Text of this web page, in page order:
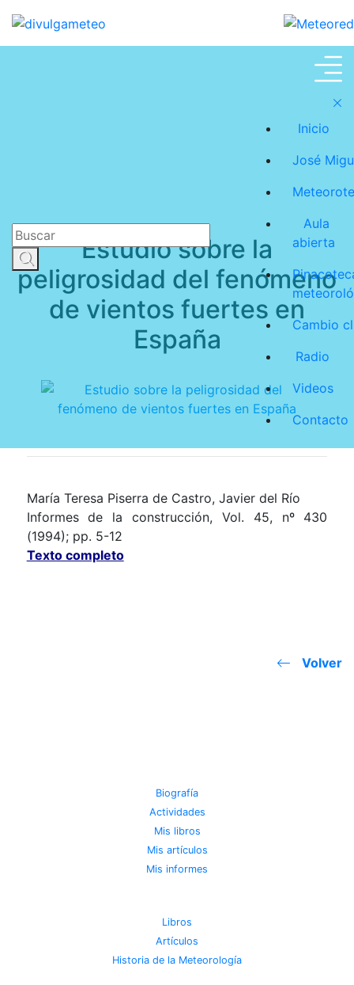
Inicio
José
Aula
abierta
Cambio
Radio
Videos
Contacto
Meteoroteca
Estudio sobre la
peligrosidad del fenómeno
de vientos fuertes en
España
María Teresa Piserra de Castro, Javier del Río
Informes de la construcción, Vol. 45, nº 430
(1994); pp. 5-12
Texto completo
Volver
Biografía
Actividades
Mis libros
Mis artículos
Mis informes
Libros
Artículos
Historia de la Meteorología